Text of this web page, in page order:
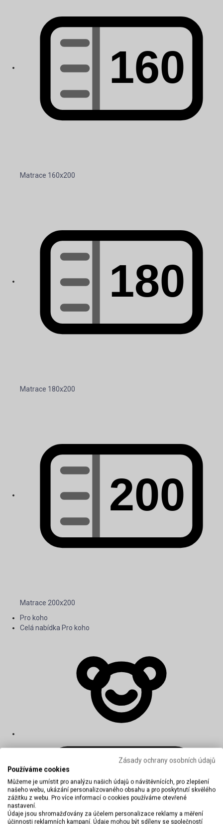
Matrace 160x200
Matrace 180x200
Matrace 200x200
Pro koho
Celá nabídka Pro koho
Zásady ochrany osobních údajů
Používáme cookies
Můžeme je umístit pro analýzu našich údajů o návštěvnících, pro zlepšení
našeho webu, ukázání personalizovaného obsahu a pro poskytnutí skvělého
zážitku z webu. Pro více informací o cookies používáme otevřené
nastavení.
Údaje jsou shromažďovány za účelem personalizace reklamy a měření
účinnosti reklamních kampaní. Údaje mohou být sdíleny se společností